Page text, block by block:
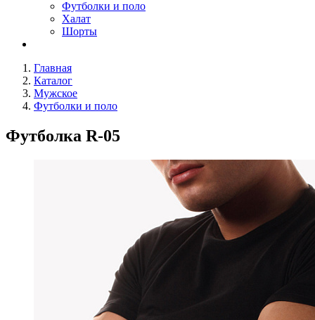
Футболки и поло
Халат
Шорты
Главная
Каталог
Мужское
Футболки и поло
Футболка R-05